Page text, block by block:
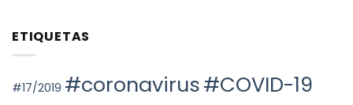
THE
SUBSTANCE
OVER
СОБСТВЕННОСТИ
НА
ОКРУГА
КАТАЛОНИИ
(ITP)
en
Voto
STS
4240/2025:
ETIQUETAS
#17/2019 #coronavirus#COVID-19